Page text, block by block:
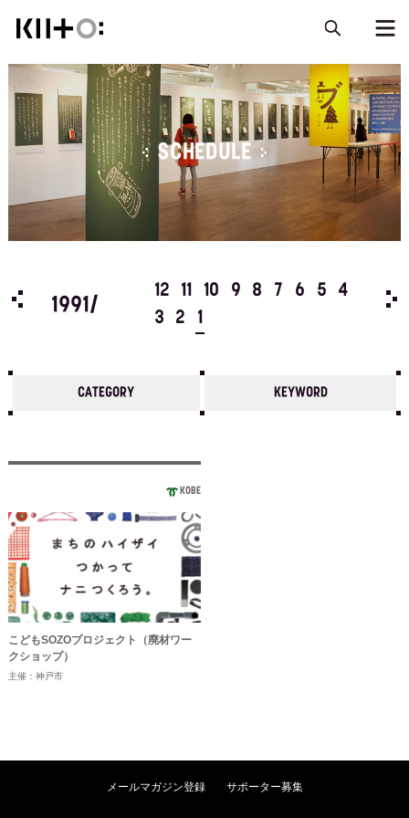
SCHEDULE
4
1991/
12 11 10 9 8 7 6 5
4
3
2 1
CATEGORY KEYWORD
KOBE
こどもSOZOプロジェクト（廃材ワー
クショップ）
主催：神戸市
メールマガジン登録 サポーター募集